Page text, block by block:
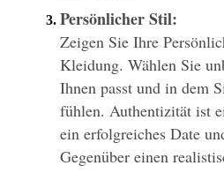
Persönlicher Stil:
Zeigen Sie Ihre
Kleidung. Wählen Sie
Ihnen passt und in dem
fühlen. Authentizität ist
ein erfolgreiches Date
Gegenüber einen